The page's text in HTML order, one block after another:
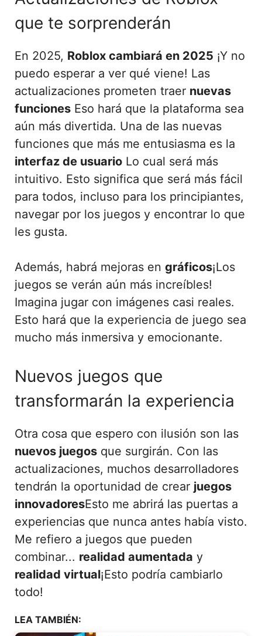
que te sorprenderán
En 2025, Roblox cambiará en 2025 ¡Y no
puedo esperar a ver qué viene! Las
actualizaciones prometen traer nuevas
funciones Eso hará que la plataforma sea
aún más divertida. Una de las nuevas
funciones que más me entusiasma es la
interfaz de usuario Lo cual será más
intuitivo. Esto significa que será más fácil
para todos, incluso para los principiantes,
navegar por los juegos y encontrar lo que
les gusta.
Además, habrá mejoras en gráficos¡Los
juegos se verán aún más increíbles!
Imagina jugar con imágenes casi reales.
Esto hará que la experiencia de juego sea
mucho más inmersiva y emocionante.
Nuevos juegos que
transformarán la experiencia
Otra cosa que espero con ilusión son las
nuevos juegos que surgirán. Con las
actualizaciones, muchos desarrolladores
tendrán la oportunidad de crear juegos
innovadoresEsto me abrirá las puertas a
experiencias que nunca antes había visto.
Me refiero a juegos que pueden
combinar... realidad aumentada y
realidad virtual¡Esto podría cambiarlo
todo!
LEA TAMBIÉN: